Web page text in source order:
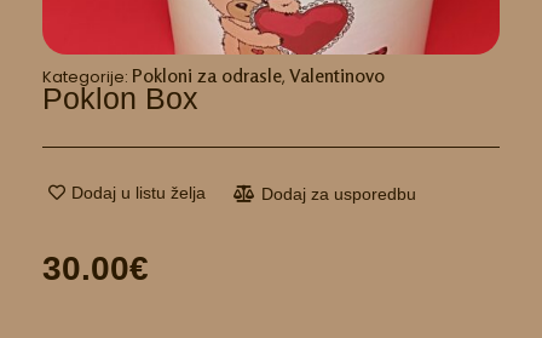
Kategorije: Pokloni za odrasle, Valentinovo
Poklon Box
Dodaj u listu želja Dodaj za usporedbu
30.00€